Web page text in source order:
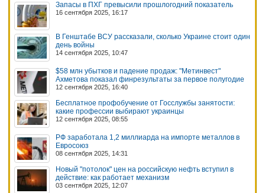
Запасы в ПХГ превысили прошлогодний показатель
16 сентября 2025, 16:17
В Генштабе ВСУ рассказали, сколько Украине стоит один
день войны
14 сентября 2025, 10:47
$58 млн убытков и падение продаж: "Метинвест"
Ахметова показал финрезультаты за первое полугодие
12 сентября 2025, 16:40
Бесплатное профобучение от Госслужбы занятости:
какие профессии выбирают украинцы
12 сентября 2025, 08:55
РФ заработала 1,2 миллиарда на импорте металлов в
Евросоюз
08 сентября 2025, 14:31
Новый "потолок" цен на российскую нефть вступил в
действие: как работает механизм
03 сентября 2025, 12:07